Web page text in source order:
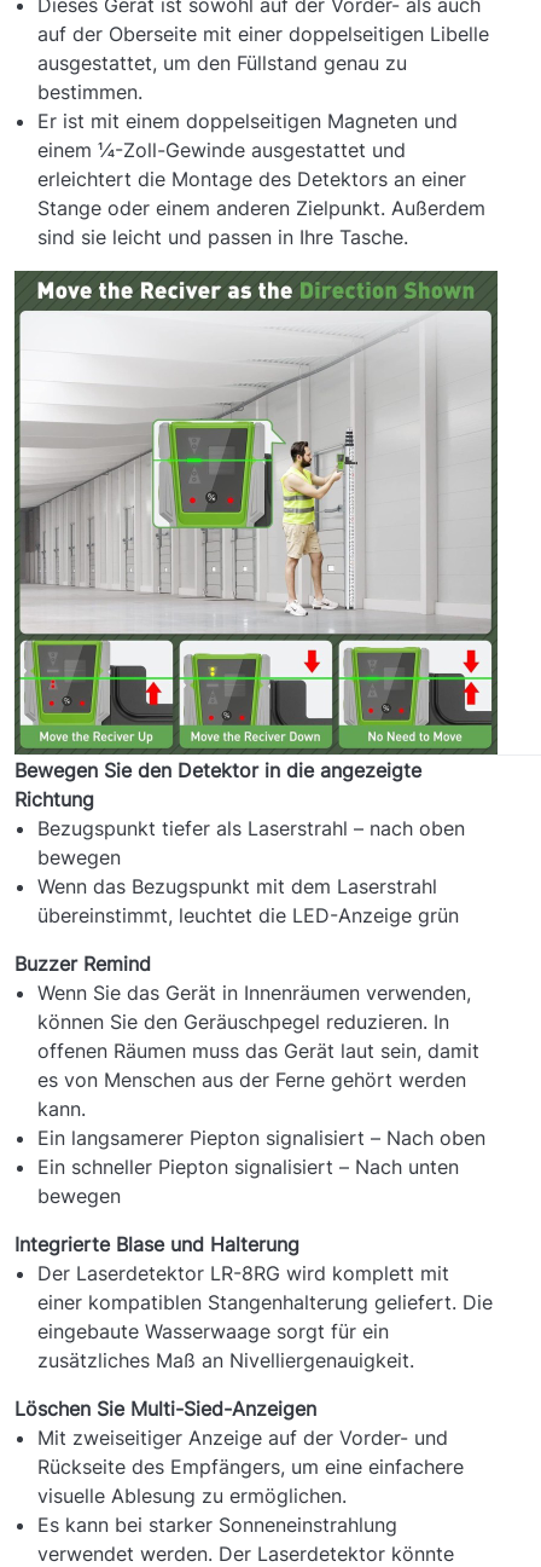
Dieses Gerät ist sowohl auf der Vorder- als auch
auf der Oberseite mit einer doppelseitigen Libelle
ausgestattet, um den Füllstand genau zu
bestimmen.
Er ist mit einem doppelseitigen Magneten und
einem ¼-Zoll-Gewinde ausgestattet und
erleichtert die Montage des Detektors an einer
Stange oder einem anderen Zielpunkt. Außerdem
sind sie leicht und passen in Ihre Tasche.
Bewegen Sie den Detektor in die angezeigte
Richtung
Bezugspunkt tiefer als Laserstrahl – nach oben
bewegen
Wenn das Bezugspunkt mit dem Laserstrahl
übereinstimmt, leuchtet die LED-Anzeige grün
Buzzer Remind
Wenn Sie das Gerät in Innenräumen verwenden,
können Sie den Geräuschpegel reduzieren. In
offenen Räumen muss das Gerät laut sein, damit
es von Menschen aus der Ferne gehört werden
kann.
Ein langsamerer Piepton signalisiert – Nach oben
Ein schneller Piepton signalisiert – Nach unten
bewegen
Integrierte Blase und Halterung
Der Laserdetektor LR-8RG wird komplett mit
einer kompatiblen Stangenhalterung geliefert. Die
eingebaute Wasserwaage sorgt für ein
zusätzliches Maß an Nivelliergenauigkeit.
Löschen Sie Multi-Sied-Anzeigen
Mit zweiseitiger Anzeige auf der Vorder- und
Rückseite des Empfängers, um eine einfachere
visuelle Ablesung zu ermöglichen.
Es kann bei starker Sonneneinstrahlung
verwendet werden. Der Laserdetektor könnte